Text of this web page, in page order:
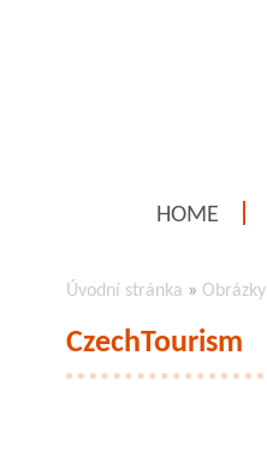
HOME
Úvodní stránka » Obrázky
CzechTourism